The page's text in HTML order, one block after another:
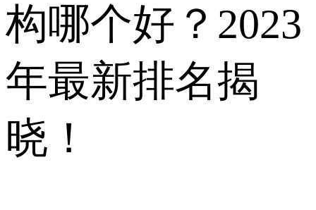
构哪个好？2023
年最新排名揭
晓！